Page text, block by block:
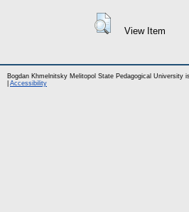
View Item
Bogdan Khmelnitsky Melitopol State Pedagogical University
Accessibility